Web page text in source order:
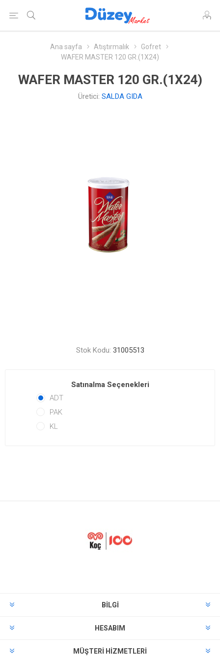
Ana sayfa Atıştırmalık
Gofret
WAFER MASTER 120 GR.(1X24)
WAFER MASTER 120 GR.(1X24)
Üretici: SALDA GIDA
Stok Kodu: 31005513
Satınalma Seçenekleri
ADT
PAK
KL
BILGI
HESABIM
MÜŞTERI HIZMETLERI